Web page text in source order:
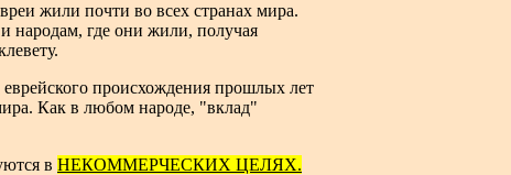
жили почти во всех странах мира.
народам, где они жили, получая
еврейского происхождения прошлых лет
Как в любом народе, "вклад"
в НЕКОММЕРЧЕСКИХ ЦЕЛЯХ.